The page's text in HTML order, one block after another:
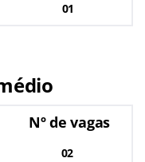
01
Nº de vagas
02